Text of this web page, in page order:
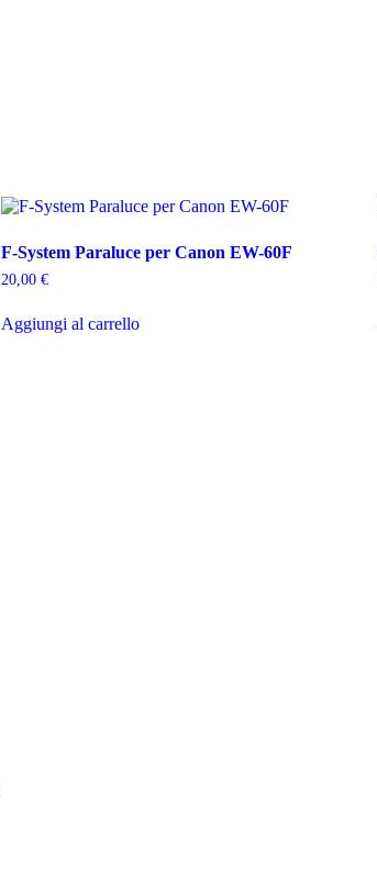
F-System Paraluce per Canon EW-60F
20,00 €
Aggiungi al carrello